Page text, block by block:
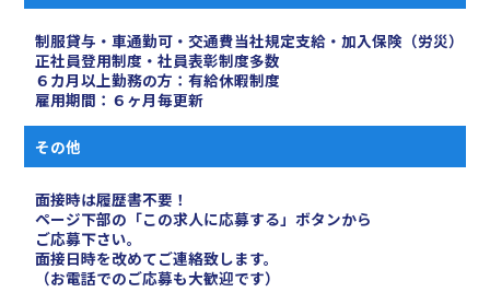
制服貸与・車通勤可・交通費当社規定支給・加入保険（労災）
正社員登用制度・社員表彰制度多数
６カ月以上勤務の方：有給休暇制度
雇用期間：６ヶ月毎更新
その他
面接時は履歴書不要！
ページ下部の「この求人に応募する」ボタンから
ご応募下さい。
面接日時を改めてご連絡致します。
（お電話でのご応募も大歓迎です）